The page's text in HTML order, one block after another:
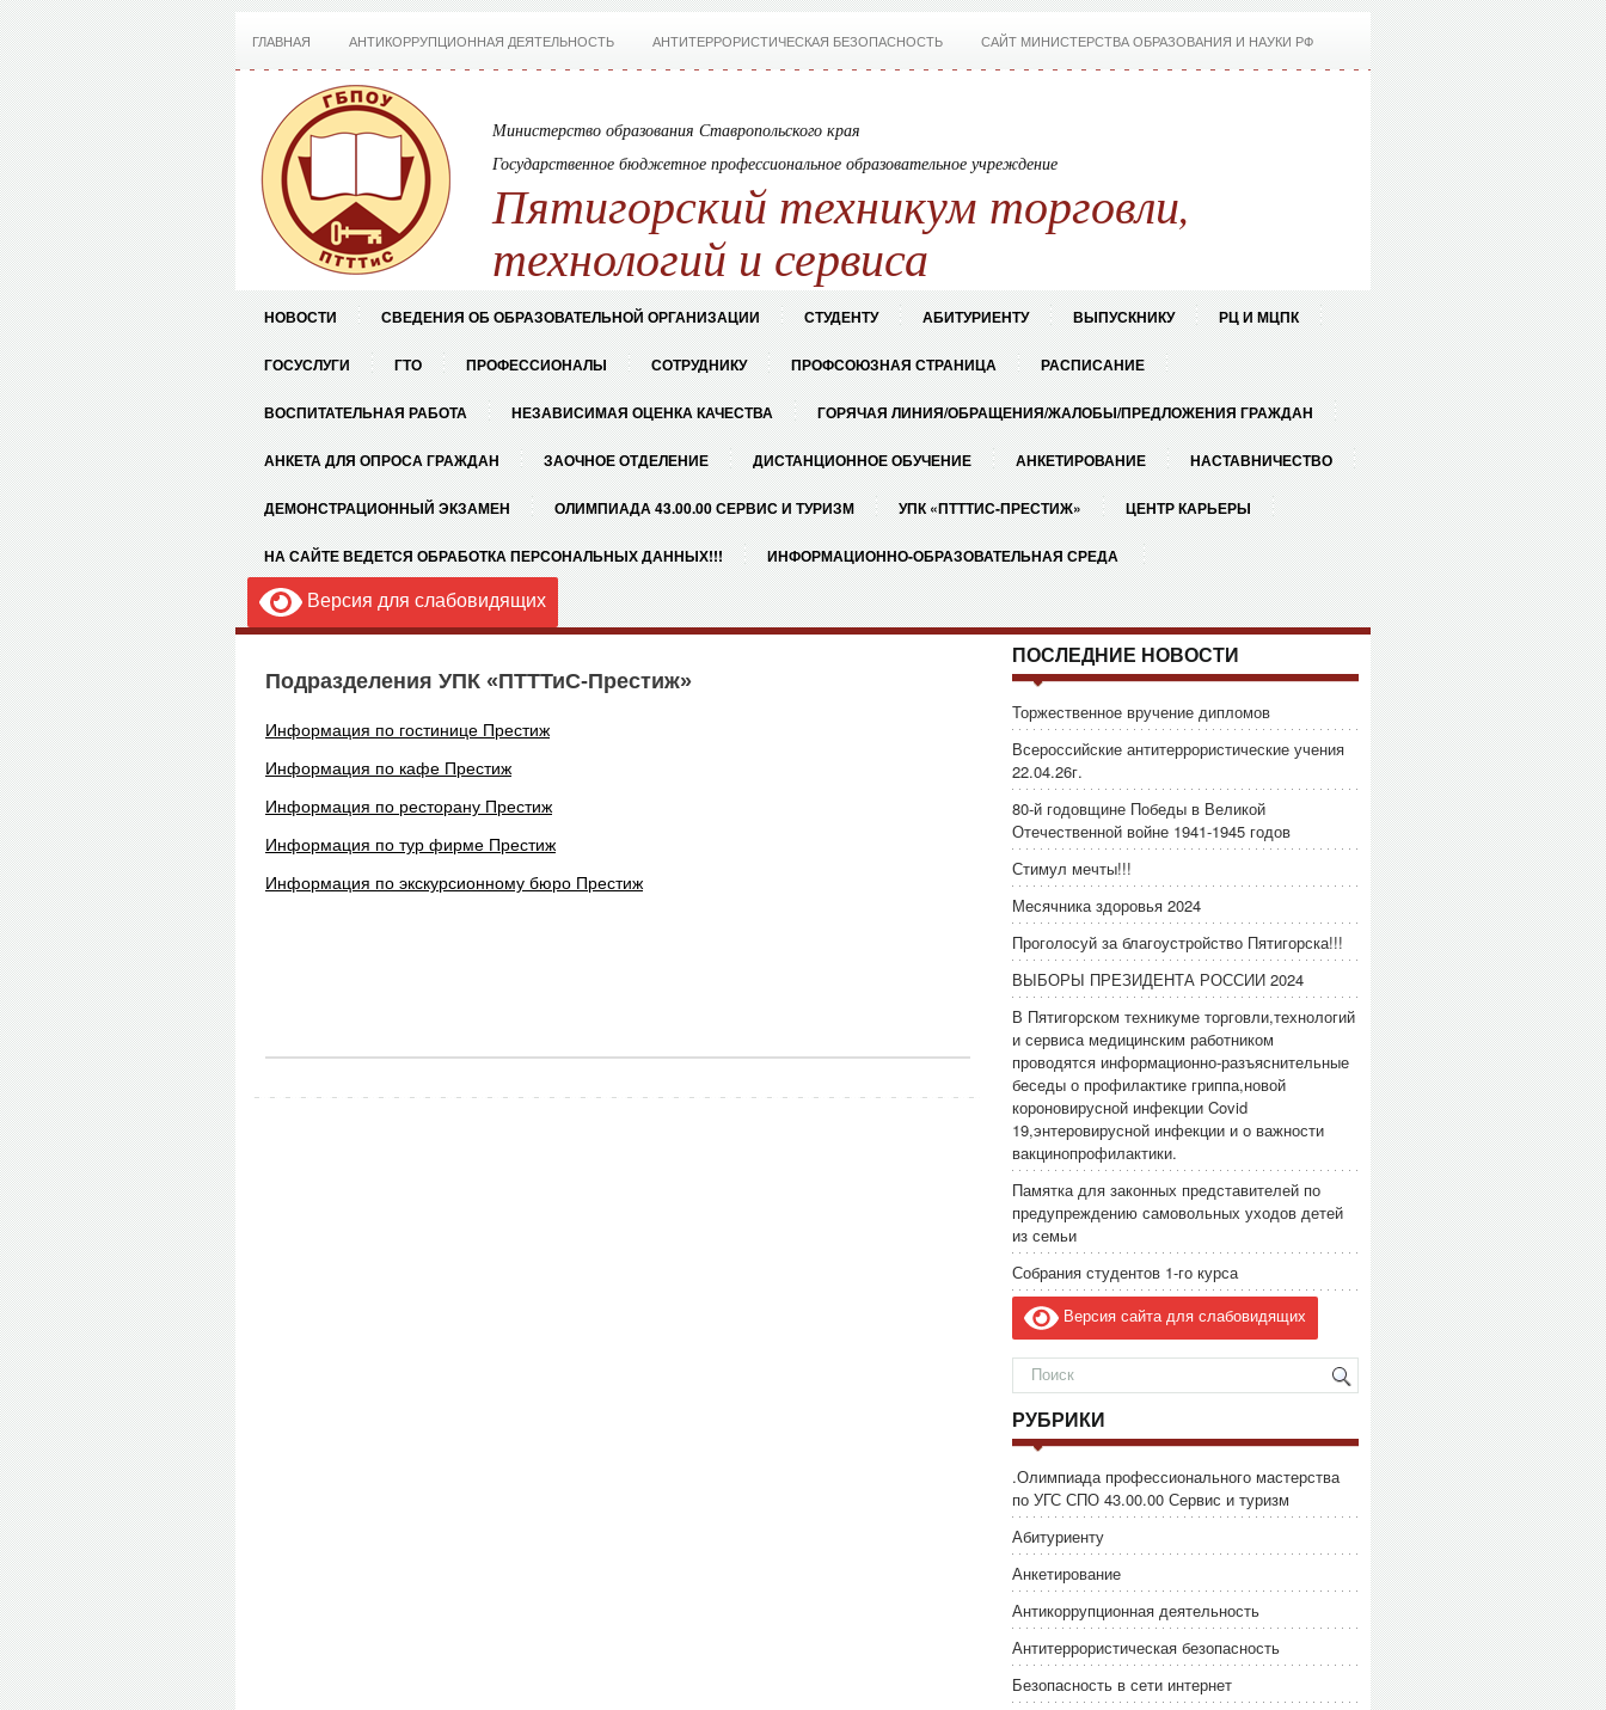
ГЛАВНАЯ АНТИКОРРУПЦИОННАЯ ДЕЯТЕЛЬНОСТЬ АНТИТЕРРОРИСТИЧЕСКАЯ БЕЗОПАСНОСТЬ САЙТ МИНИСТЕРСТВА ОБРАЗОВАНИЯ И НАУКИ РФ
Министерство образования Ставропольского края
Государственное бюджетное профессиональное образовательное учреждение
Пятигорский техникум торговли,
технологий и сервиса
НОВОСТИ СВЕДЕНИЯ ОБ ОБРАЗОВАТЕЛЬНОЙ ОРГАНИЗАЦИИ СТУДЕНТУ АБИТУРИЕНТУ ВЫПУСКНИКУ РЦ И МЦПК
ГОСУСЛУГИ ГТО ПРОФЕССИОНАЛЫ СОТРУДНИКУ ПРОФСОЮЗНАЯ СТРАНИЦА РАСПИСАНИЕ
ВОСПИТАТЕЛЬНАЯ РАБОТА НЕЗАВИСИМАЯ ОЦЕНКА КАЧЕСТВА ГОРЯЧАЯ ЛИНИЯ/ОБРАЩЕНИЯ/ЖАЛОБЫ/ПРЕДЛОЖЕНИЯ ГРАЖДАН
АНКЕТА ДЛЯ ОПРОСА ГРАЖДАН ЗАОЧНОЕ ОТДЕЛЕНИЕ ДИСТАНЦИОННОЕ ОБУЧЕНИЕ АНКЕТИРОВАНИЕ НАСТАВНИЧЕСТВО
ДЕМОНСТРАЦИОННЫЙ ЭКЗАМЕН ОЛИМПИАДА 43.00.00 СЕРВИС И ТУРИЗМ УПК «ПТТТИС-ПРЕСТИЖ» ЦЕНТР КАРЬЕРЫ
НА САЙТЕ ВЕДЕТСЯ ОБРАБОТКА ПЕРСОНАЛЬНЫХ ДАННЫХ!!! ИНФОРМАЦИОННО-ОБРАЗОВАТЕЛЬНАЯ СРЕДА
Версия для слабовидящих
Подразделения УПК «ПТТТиС-Престиж»
Информация по гостинице Престиж
Информация по кафе Престиж
Информация по ресторану Престиж
Информация по тур фирме Престиж
Информация по экскурсионному бюро Престиж
ПОСЛЕДНИЕ НОВОСТИ
Торжественное вручение дипломов
Всероссийские антитеррористические учения
22.04.26г.
80-й годовщине Победы в Великой
Отечественной войне 1941-1945 годов
Стимул мечты!!!
Месячника здоровья 2024
Проголосуй за благоустройство Пятигорска!!!
ВЫБОРЫ ПРЕЗИДЕНТА РОССИИ 2024
В Пятигорском техникуме торговли,технологий
и сервиса медицинским работником
проводятся информационно-разъяснительные
беседы о профилактике гриппа,новой
короновирусной инфекции Covid
19,энтеровирусной инфекции и о важности
вакцинопрофилактики.
Памятка для законных представителей по
предупреждению самовольных уходов детей
из семьи
Собрания студентов 1-го курса
Версия сайта для слабовидящих
РУБРИКИ
.Олимпиада профессионального мастерства
по УГС СПО 43.00.00 Сервис и туризм
Абитуриенту
Анкетирование
Антикоррупционная деятельность
Антитеррористическая безопасность
Безопасность в сети интернет